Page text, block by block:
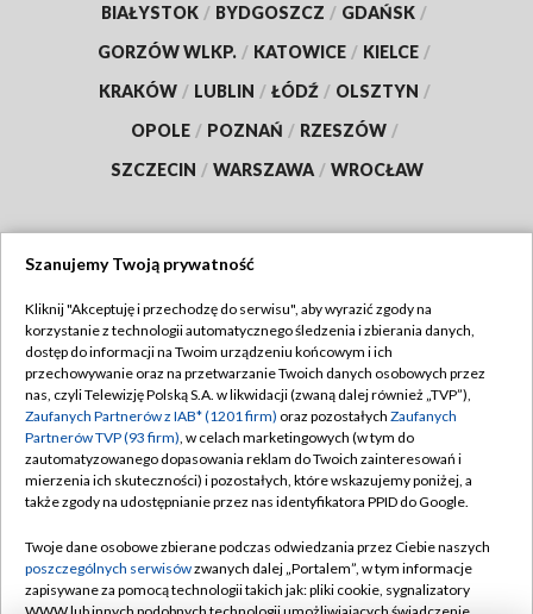
BIAŁYSTOK / BYDGOSZCZ / GDAŃSK /
GORZÓW WLKP. / KATOWICE / KIELCE /
KRAKÓW / LUBLIN / ŁÓDŹ / OLSZTYN /
OPOLE / POZNAŃ / RZESZÓW /
SZCZECIN / WARSZAWA / WROCŁAW
TVP
Abonament TVP
Emisja w TVP
Centrum informacji TVP
Naziemna Telewizja Cyfrowa
Rada Programowa
System NOS
Regulamin TVP
Polityka prywatności
Moje zgody
Pomoc
Kontakt
Szanujemy Twoją prywatność
Kliknij "Akceptuję i przechodzę do serwisu", aby wyrazić zgody na
korzystanie z technologii automatycznego śledzenia i zbierania danych,
dostęp do informacji na Twoim urządzeniu końcowym i ich
przechowywanie oraz na przetwarzanie Twoich danych osobowych przez
nas, czyli Telewizję Polską S.A. w likwidacji (zwaną dalej również „TVP”),
Zaufanych Partnerów z IAB* (1201 firm) oraz pozostałych Zaufanych
Partnerów TVP (93 firm), w celach marketingowych (w tym do
zautomatyzowanego dopasowania reklam do Twoich zainteresowań i
mierzenia ich skuteczności) i pozostałych, które wskazujemy poniżej, a
także zgody na udostępnianie przez nas identyfikatora PPID do Google.
Twoje dane osobowe zbierane podczas odwiedzania przez Ciebie naszych
poszczególnych serwisówzwanych dalej „Portalem”, w tym informacje
zapisywane za pomocą technologii takich jak: pliki cookie, sygnalizatory